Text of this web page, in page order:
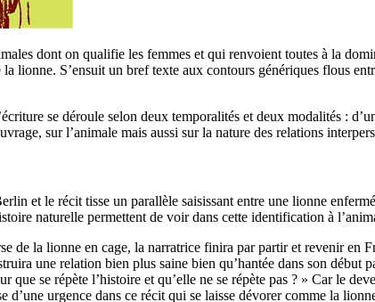
dont on qualifie les femmes et qui renvoient toutes à la
lionne. S’ensuit un bref texte aux contours génériques flous
se déroule selon deux temporalités et deux modalités :
sur l’animale mais aussi sur la nature des relations
et le récit tisse un parallèle saisissant entre une lionne
naturelle permettent de voir dans cette identification à
de la lionne en cage, la narratrice finira par partir et revenir en
une relation bien plus saine bien qu’hantée dans son
que se répète l’histoire et qu’elle ne se répète pas ? » Car le
d’une urgence dans ce récit qui se laisse dévorer comme la